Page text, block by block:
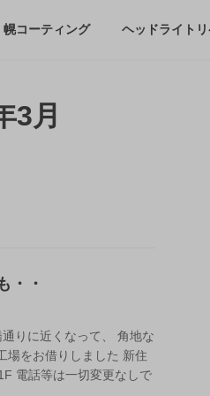
幌コーティング ヘッドライト
3月
・・
りに近くなって、 角地な
場をお借りしました 新住
電話等は一切変更なしで